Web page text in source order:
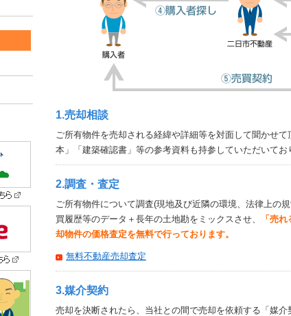
1.売却相談
ご所有物件を売却される経緯や詳細等を対面して聞かせ
本」「建築確認書」等の参考資料も持参していただいてお
2.調査・査定
ご所有物件について調査(現地及び近隣の環境、法律上の
買履歴等のデータ＋長年の土地勘をミックスさせ、
「売
却物件の価格査定を無料で行っております。
無料不動産売却査定
3.媒介契約
売却を決断されたら、当社との間で売却を依頼する「媒